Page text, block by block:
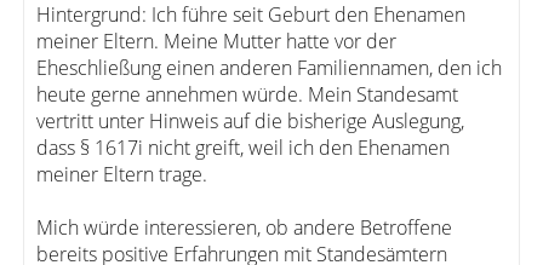
Hintergrund: Ich führe seit Geburt den Ehenamen
meiner Eltern. Meine Mutter hatte vor der
Eheschließung einen anderen Familiennamen, den ich
heute gerne annehmen würde. Mein Standesamt
vertritt unter Hinweis auf die bisherige Auslegung,
dass § 1617i nicht greift, weil ich den Ehenamen
meiner Eltern trage.
Mich würde interessieren, ob andere Betroffene
bereits positive Erfahrungen mit Standesämtern